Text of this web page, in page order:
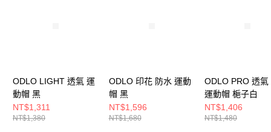
ODLO LIGHT 透氣 運
動帽 黑
NT$1,311
NT$1,380
ODLO 印花 防水 運動
帽 黑
NT$1,596
NT$1,680
ODLO PRO 透氣
運動帽 梔子白
NT$1,406
NT$1,480